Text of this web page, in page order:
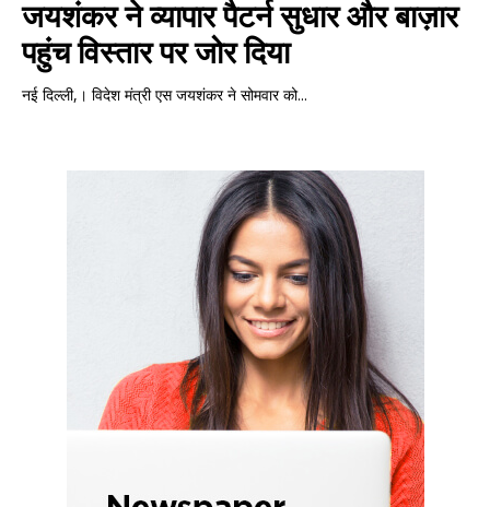
जयशंकर ने व्यापार पैटर्न सुधार और बाज़ार
पहुंच विस्तार पर जोर दिया
नई दिल्ली,। विदेश मंत्री एस जयशंकर ने सोमवार को...